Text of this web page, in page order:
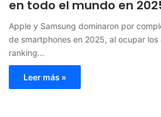
en todo el mundo en
Apple y Samsung dominaron por
de smartphones en 2025, al ocupar
ranking…
Leer más »